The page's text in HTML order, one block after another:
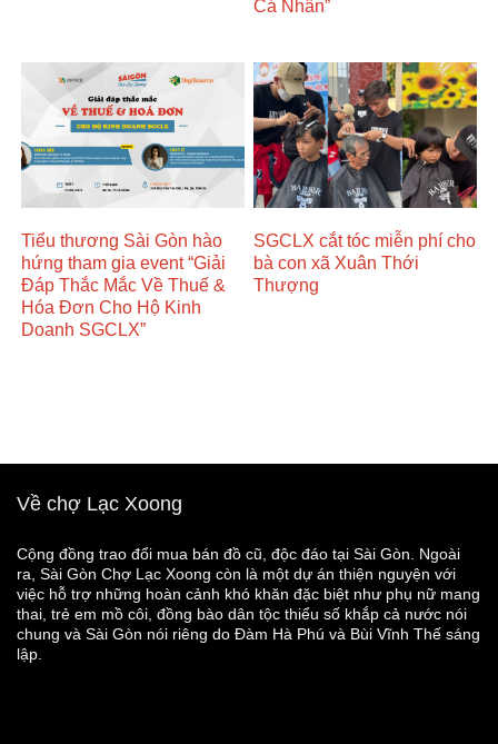
Cá Nhân”
Tiểu thương Sài Gòn hào
hứng tham gia event “Giải
Đáp Thắc Mắc Về Thuế &
Hóa Đơn Cho Hộ Kinh
Doanh SGCLX”
SGCLX cắt tóc miễn phí cho
bà con xã Xuân Thới
Thượng
Về chợ Lạc Xoong
Cộng đồng trao đổi mua bán đồ cũ, độc đáo tại Sài Gòn. Ngoài
ra, Sài Gòn Chợ Lạc Xoong còn là một dự án thiện nguyện với
việc hỗ trợ những hoàn cảnh khó khăn đặc biệt như phụ nữ mang
thai, trẻ em mồ côi, đồng bào dân tộc thiểu số khắp cả nước nói
chung và Sài Gòn nói riêng do Đàm Hà Phú và Bùi Vĩnh Thế sáng
lập.